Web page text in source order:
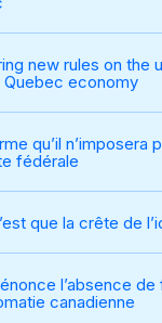
new rules on the
economy
qu’il n’imposera
fédérale
que la crête de
l’absence
canadienne